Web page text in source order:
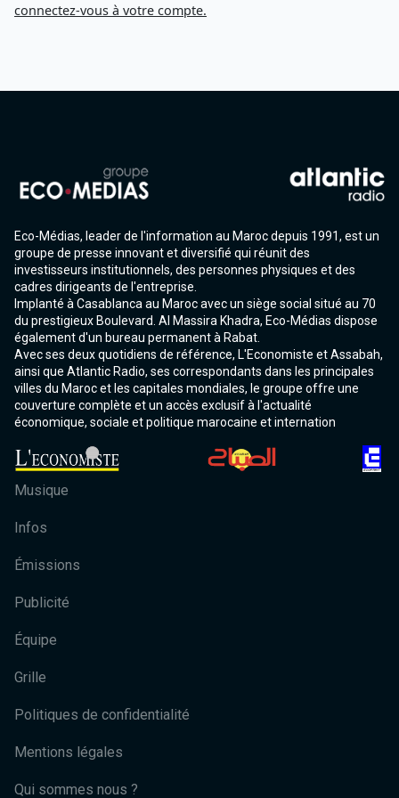
connectez-vous à votre compte.
Eco-Médias, leader de l'information au Maroc depuis 1991, est un
groupe de presse innovant et diversifié qui réunit des
investisseurs institutionnels, des personnes physiques et des
cadres dirigeants de l'entreprise.
Implanté à Casablanca au Maroc avec un siège social situé au 70
du prestigieux Boulevard. Al Massira Khadra, Eco-Médias dispose
également d'un bureau permanent à Rabat.
Avec ses deux quotidiens de référence, L'Economiste et Assabah,
ainsi que Atlantic Radio, ses correspondants dans les principales
villes du Maroc et les capitales mondiales, le groupe offre une
couverture complète et un accès exclusif à l'actualité
économique, sociale et politique marocaine et internation
Musique
Infos
Émissions
Publicité
Équipe
Grille
Politiques de confidentialité
Mentions légales
Qui sommes nous ?